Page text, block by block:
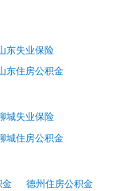
东失业保险
东住房公积金
城失业保险
城住房公积金
金
德州住房公积金